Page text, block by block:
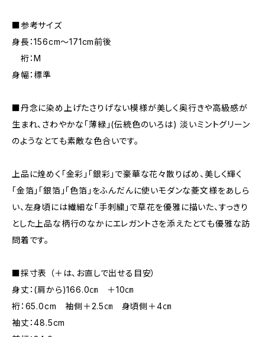
■参考サイズ
身長：156cm～171cm前後
裄：M
身幅：標準
■丹念に染め上げたさりげない模様が美しく奥行きや高級感が
生まれ、さわやかな「薄緑」(伝統色のいろは) 淡いミントグリーン
のようなとても素敵な色合いです。
上品に煌めく「金彩」「銀彩」で豪華な花々散りばめ、美しく輝く
「金箔」「銀箔」「色箔」をふんだんに使いモダンな菱文様をあしら
い、左身頃には繊細な「手刺繍」で草花を優雅に描いた、すっきり
とした上品な柄行のなかにエレガントさを添えたとても優雅な訪
問着です。
■採寸表 （＋は、お直しで出せる目安）
身丈：(肩から)166.0㎝ ＋10㎝
裄：65.0cm 袖側＋2.5㎝ 身頃側＋4㎝
袖丈：48.5cm